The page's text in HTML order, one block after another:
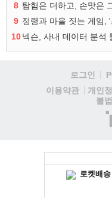
8 탐험은 더하고, 손맛은
9 정령과 마을 짓는 게임,
10
로그인
이용약관
개인
불